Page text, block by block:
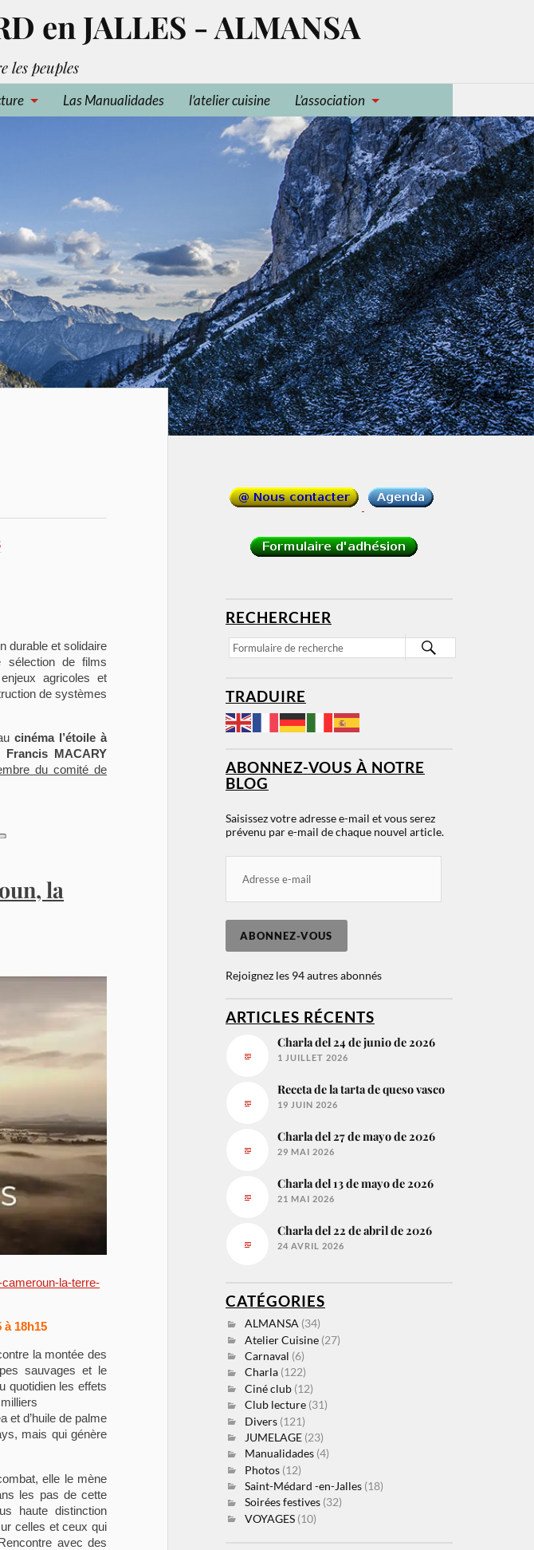
en JALLES - ALMANSA
les peuples
Las Manualidades l’atelier cuisine L’association
durable et solidaire
sélection de films
agricoles et
de systèmes
cinéma l’étoile à
Francis MACARY
du comité de
la
la-terre-
18h15
la montée des
sauvages et le
quotidien les effets
et d’huile de palme
mais qui génère
elle le mène
les pas de cette
haute distinction
celles et ceux qui
avec des
RECHERCHER
TRADUIRE
ABONNEZ-VOUS À NOTRE
BLOG
Saisissez votre adresse e-mail et vous serez
prévenu par e-mail de chaque nouvel article.
ABONNEZ-VOUS
Rejoignez les 94 autres abonnés
ARTICLES RÉCENTS
Charla del 24 de junio de 2026
1 JUILLET 2026
Receta de la tarta de queso vasco
19 JUIN 2026
Charla del 27 de mayo de 2026
29 MAI 2026
Charla del 13 de mayo de 2026
21 MAI 2026
Charla del 22 de abril de 2026
24 AVRIL 2026
CATÉGORIES
ALMANSA (34)
Atelier Cuisine (27)
Carnaval (6)
Charla (122)
Ciné club (12)
Club lecture (31)
Divers (121)
JUMELAGE (23)
Manualidades (4)
Photos (12)
Saint-Médard -en-Jalles (18)
Soirées festives (32)
VOYAGES (10)